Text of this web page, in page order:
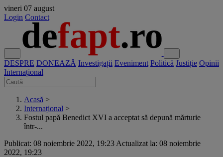
vineri 07 august
Login Contact
DESPRE DONEAZĂ Investigații Eveniment Politică Justiție Opinii
Internațional
Acasă >
Internațional >
Fostul papă Benedict XVI a acceptat să depună mărturie
într-...
Publicat: 08 noiembrie 2022, 19:23 Actualizat la: 08 noiembrie
2022, 19:23